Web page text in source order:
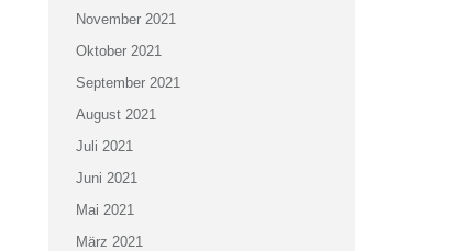
November 2021
Oktober 2021
September 2021
August 2021
Juli 2021
Juni 2021
Mai 2021
März 2021